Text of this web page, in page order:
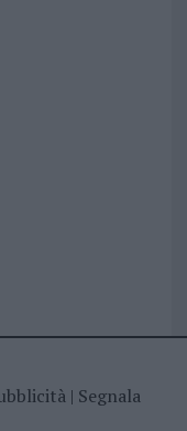
| Segnala